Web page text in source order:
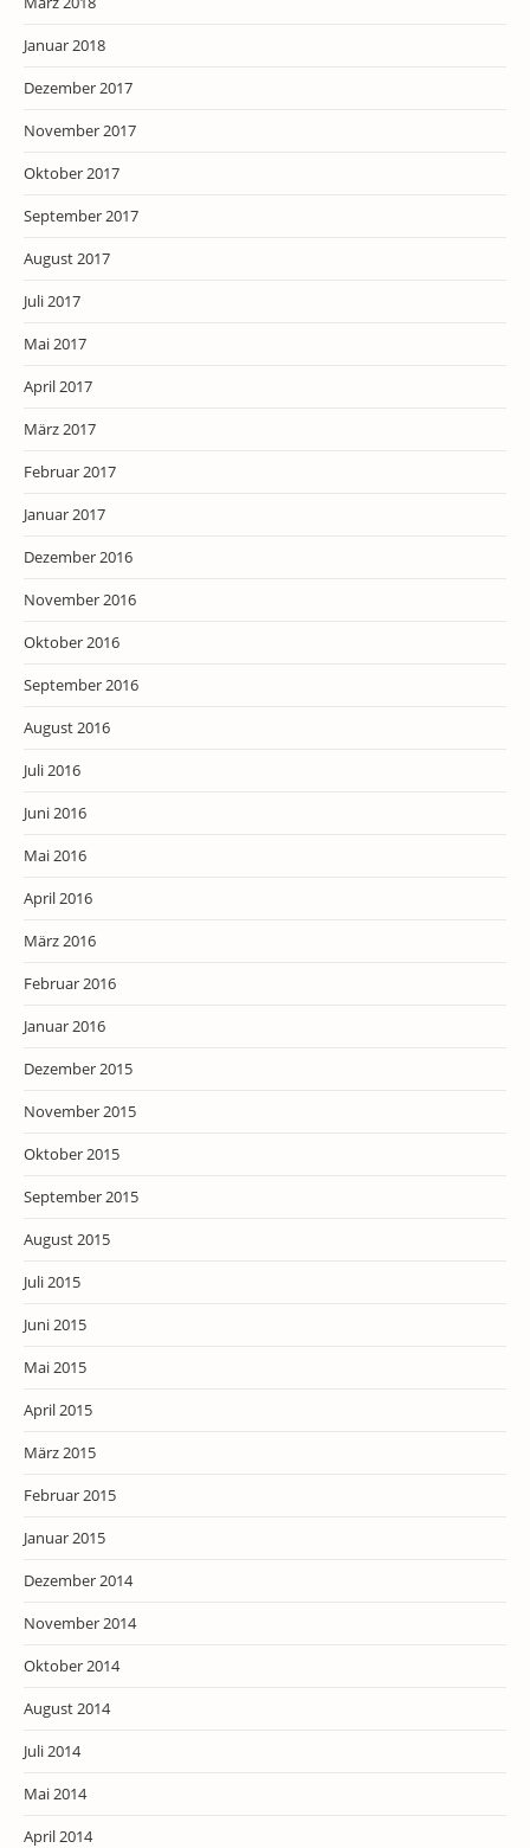
Januar 2018
Dezember 2017
November 2017
Oktober 2017
September 2017
August 2017
Juli 2017
Mai 2017
April 2017
März 2017
Februar 2017
Januar 2017
Dezember 2016
November 2016
Oktober 2016
September 2016
August 2016
Juli 2016
Juni 2016
Mai 2016
April 2016
März 2016
Februar 2016
Januar 2016
Dezember 2015
November 2015
Oktober 2015
September 2015
August 2015
Juli 2015
Juni 2015
Mai 2015
April 2015
März 2015
Februar 2015
Januar 2015
Dezember 2014
November 2014
Oktober 2014
August 2014
Juli 2014
Mai 2014
April 2014